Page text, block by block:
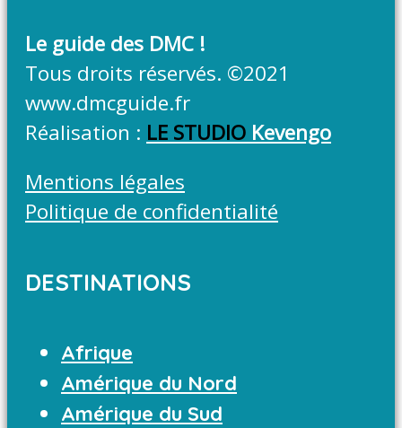
Le guide des DMC !
Tous droits réservés. ©2021
www.dmcguide.fr
Réalisation : LE STUDIO Kevengo
Mentions légales
Politique de confidentialité
DESTINATIONS
Afrique
Amérique du Nord
Amérique du Sud